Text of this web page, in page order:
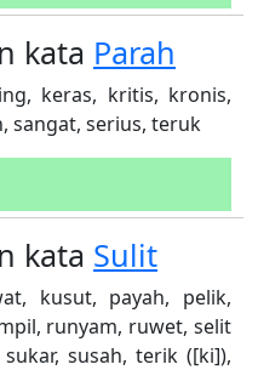
kata Parah
keras, kritis, kronis,
sangat, serius, teruk
kata Sulit
kusut, payah, pelik,
runyam, ruwet, selit
susah, terik ([ki]),